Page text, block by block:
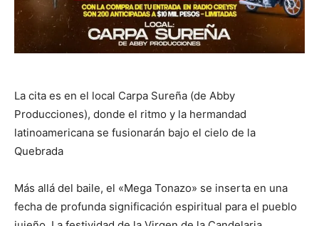
La cita es en el local Carpa Sureña (de Abby
Producciones), donde el ritmo y la hermandad
latinoamericana se fusionarán bajo el cielo de la
Quebrada
Más allá del baile, el «Mega Tonazo» se inserta en una
fecha de profunda significación espiritual para el pueblo